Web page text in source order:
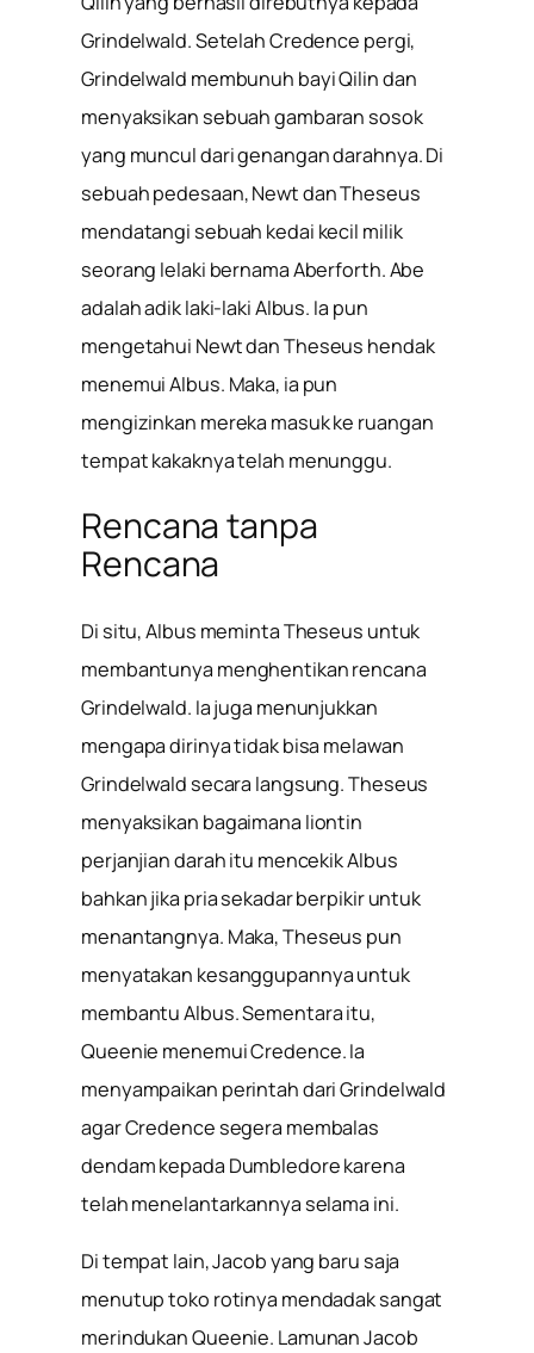
Grindelwald. Setelah Credence pergi,
Grindelwald membunuh bayi Qilin dan
menyaksikan sebuah gambaran sosok
yang muncul dari genangan darahnya. Di
sebuah pedesaan, Newt dan Theseus
mendatangi sebuah kedai kecil milik
seorang lelaki bernama Aberforth. Abe
adalah adik laki-laki Albus. Ia pun
mengetahui Newt dan Theseus hendak
menemui Albus. Maka, ia pun
mengizinkan mereka masuk ke ruangan
tempat kakaknya telah menunggu.
Rencana tanpa
Rencana
Di situ, Albus meminta Theseus untuk
membantunya menghentikan rencana
Grindelwald. Ia juga menunjukkan
mengapa dirinya tidak bisa melawan
Grindelwald secara langsung. Theseus
menyaksikan bagaimana liontin
perjanjian darah itu mencekik Albus
bahkan jika pria sekadar berpikir untuk
menantangnya. Maka, Theseus pun
menyatakan kesanggupannya untuk
membantu Albus. Sementara itu,
Queenie menemui Credence. Ia
menyampaikan perintah dari Grindelwald
agar Credence segera membalas
dendam kepada Dumbledore karena
telah menelantarkannya selama ini.
Di tempat lain, Jacob yang baru saja
menutup toko rotinya mendadak sangat
merindukan Queenie. Lamunan Jacob